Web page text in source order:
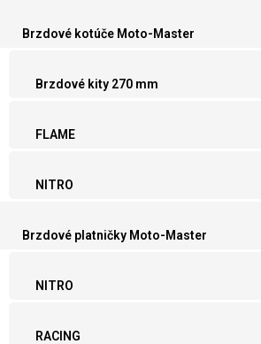
Brzdové kotúče Moto-Master
Brzdové kity 270 mm
FLAME
NITRO
Brzdové platničky Moto-Master
NITRO
RACING